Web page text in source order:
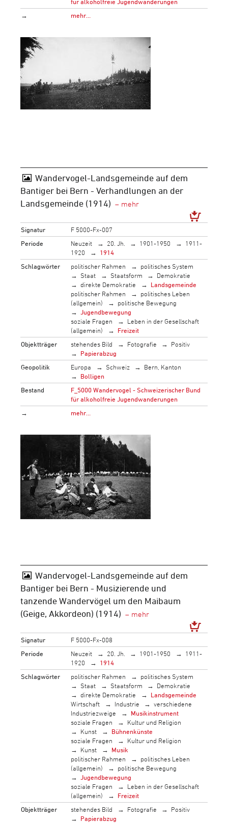
→
mehr…
Wandervogel-Landsgemeinde auf dem
Bantiger bei Bern - Verhandlungen an der
Landsgemeinde (1914)
Signatur
F 5000-Fx-007
Periode
Neuzeit 20. Jh. 1901-1950
1911-
1920
1914
Schlagwörter
politischer Rahmen
politisches System
Staat
Staatsform
Demokratie
direkte Demokratie
Landsgemeinde
politischer Rahmen
politisches Leben
(allgemein)
politische Bewegung
Jugendbewegung
soziale Fragen
Leben in der Gesellschaft
(allgemein)
Freizeit
Objektträger
stehendes Bild Fotografie
Positiv
Papierabzug
Geopolitik
Europa Schweiz
Bern, Kanton
Bolligen
Bestand
F_5000 Wandervogel - Schweizerischer Bund
für alkoholfreie Jugendwanderungen
→
mehr…
Wandervogel-Landsgemeinde auf dem
Bantiger bei Bern - Musizierende und
tanzende Wandervögel um den Maibaum
(Geige, Akkordeon) (1914)
Signatur
F 5000-Fx-008
Periode
Neuzeit 20. Jh. 1901-1950
1911-
1920
1914
Schlagwörter
politischer Rahmen
politisches System
Staat
Staatsform
Demokratie
direkte Demokratie
Landsgemeinde
Wirtschaft
Industrie
verschiedene
Industriezweige
Musikinstrument
soziale Fragen
Kultur und Religion
Kunst
Bühnenkünste
soziale Fragen
Kultur und Religion
Kunst
Musik
politischer Rahmen
politisches Leben
(allgemein)
politische Bewegung
Jugendbewegung
soziale Fragen
Leben in der Gesellschaft
(allgemein)
Freizeit
Objektträger
stehendes Bild Fotografie
Positiv
Papierabzug